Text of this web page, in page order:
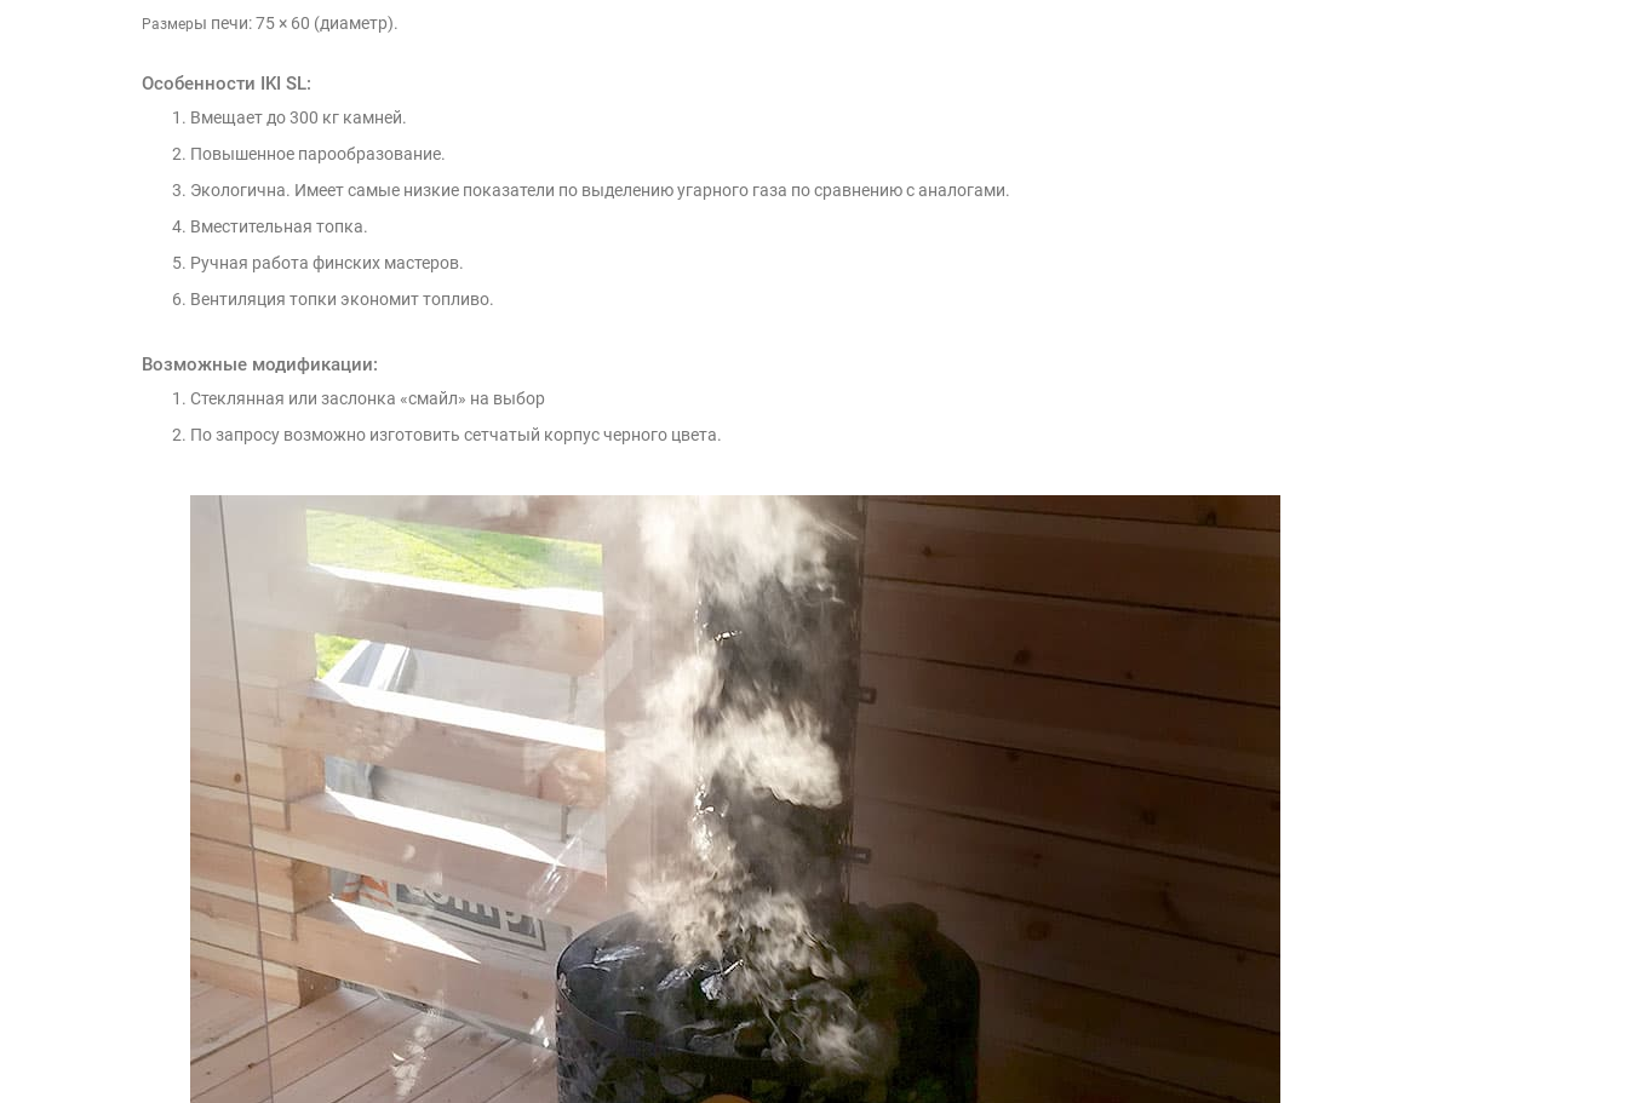
Размеры печи: 75 × 60 (диаметр).
Особенности IKI SL:
Вмещает до 300 кг камней.
Повышенное парообразование.
Экологична. Имеет самые низкие показатели по выделению угарного газа по сравнению с аналогами.
Вместительная топка.
Ручная работа финских мастеров.
Вентиляция топки экономит топливо.
Возможные модификации:
Стеклянная или заслонка «смайл» на выбор
По запросу возможно изготовить сетчатый корпус черного цвета.